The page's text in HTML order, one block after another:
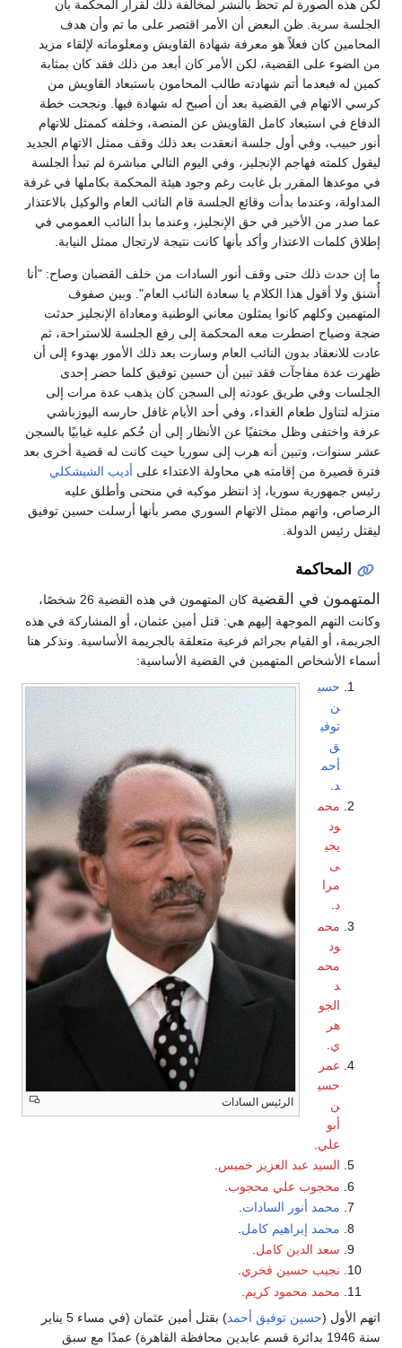
لكن هذه الصورة لم تحظ بالنشر لمخالفة ذلك لقرار المحكمة بأن
الجلسة سرية. ظن البعض أن الأمر اقتصر على ما تم وأن هدف
المحامين كان فعلاً هو معرفة شهادة القاويش ومعلوماته لإلقاء مزيد
من الضوء على القضية، لكن الأمر كان أبعد من ذلك فقد كان بمثابة
كمين له فبعدما أتم شهادته طالب المحامون باستبعاد القاويش من
كرسي الاتهام في القضية بعد أن أصبح له شهادة فيها. ونجحت خطة
الدفاع في استبعاد كامل القاويش عن المنصة، وخلفه كممثل للاتهام
أنور حبيب، وفي أول جلسة انعقدت بعد ذلك وقف ممثل الاتهام الجديد
ليقول كلمته فهاجم الإنجليز، وفي اليوم التالي مباشرة لم تبدأ الجلسة
في موعدها المقرر بل غابت رغم وجود هيئة المحكمة بكاملها في غرفة
المداولة، وعندما بدأت وقائع الجلسة قام النائب العام والوكيل بالاعتذار
عما صدر من الأخير في حق الإنجليز، وعندما بدأ النائب العمومي في
إطلاق كلمات الاعتذار وأكد بأنها كانت نتيجة لارتجال ممثل النيابة.
ما إن حدث ذلك حتى وقف أنور السادات من خلف القضبان وصاح: "أنا
أُشنق ولا أقول هذا الكلام يا سعادة النائب العام". وبين صفوف
المتهمين وكلهم كانوا يمثلون معاني الوطنية ومعاداة الإنجليز حدثت
ضجة وصياح اضطرت معه المحكمة إلى رفع الجلسة للاستراحة، ثم
عادت للانعقاد بدون النائب العام وسارت بعد ذلك الأمور بهدوء إلى أن
ظهرت عدة مفاجآت فقد تبين أن حسين توفيق كلما حضر إحدى
الجلسات وفي طريق عودته إلى السجن كان يذهب عدة مرات إلى
منزله لتناول طعام الغداء، وفي أحد الأيام غافل حارسه اليوزباشي
عرفة واختفى وظل مختفيًا عن الأنظار إلى أن حُكم عليه غيابيًا بالسجن
عشر سنوات، وتبين أنه هرب إلى سوريا حيث كانت له قضية أخرى بعد
فترة قصيرة من إقامته هي محاولة الاعتداء على أديب الشيشكلي
رئيس جمهورية سوريا، إذ انتظر موكبه في منحنى وأطلق عليه
الرصاص، واتهم ممثل الاتهام السوري مصر بأنها أرسلت حسين توفيق
ليقتل رئيس الدولة.
المحاكمة
المتهمون في القضية
كان المتهمون في هذه القضية 26 شخصًا،
وكانت التهم الموجهة إليهم هي: قتل أمين عثمان، أو المشاركة في هذه
الجريمة، أو القيام بجرائم فرعية متعلقة بالجريمة الأساسية. ونذكر هنا
أسماء الأشخاص المتهمين في القضية الأساسية:
الرئيس السادات
حسي
ن
توفي
ق
أحم
د
محم
ود
يحي
ى
مرا
د
محم
ود
محم
د
الجو
هر
ي
عمر
حسي
ن
أبو
علي
السيد عبد العزيز خميس.
محجوب علي محجوب
محمد أنور السادات
محمد إبراهيم كامل
سعد الدين كامل
نجيب حسين فخري.
محمد محمود كريم
اتهم الأول (حسين توفيق أحمد
) بقتل أمين عثمان (في مساء 5 يناير
سنة 1946 بدائرة قسم عابدين محافظة القاهرة) عمدًا مع سبق